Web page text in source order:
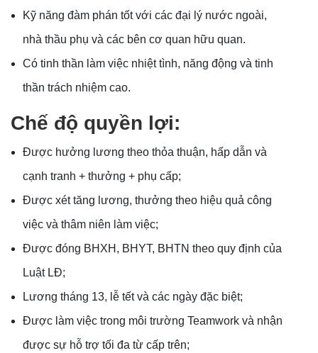
Kỹ năng đàm phán tốt với các đại lý nước ngoài,
nhà thầu phụ và các bên cơ quan hữu quan.
Có tinh thần làm việc nhiệt tình, năng động và tinh
thần trách nhiệm cao.
Chế độ quyền lợi:
Được hưởng lương theo thỏa thuận, hấp dẫn và
cạnh tranh + thưởng + phụ cấp;
Được xét tăng lương, thưởng theo hiệu quả công
việc và thâm niên làm việc;
Được đóng BHXH, BHYT, BHTN theo quy định của
Luật LĐ;
Lương tháng 13, lễ tết và các ngày đặc biệt;
Được làm việc trong môi trường Teamwork và nhận
được sự hỗ trợ tối đa từ cấp trên;